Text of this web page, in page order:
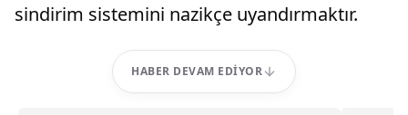
sindirim sistemini nazikçe uyandırmaktır.
HABER DEVAM EDIYOR